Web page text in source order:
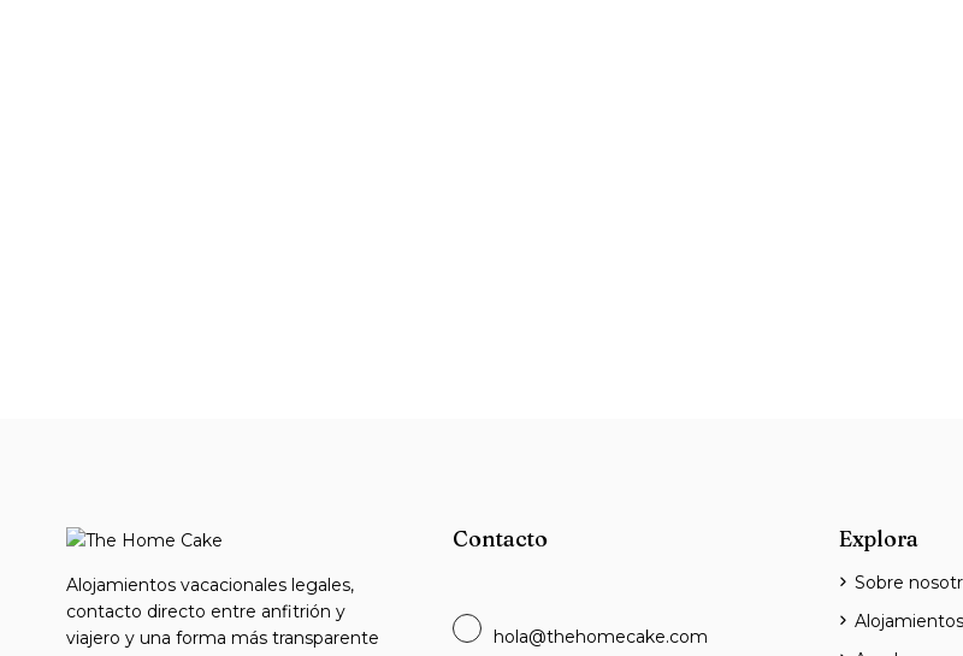
Alojamientos vacacionales legales,
contacto directo entre anfitrión y
viajero y una forma más transparente
Contacto
hola@thehomecake.com
Explora
Sobre
Alojamientos